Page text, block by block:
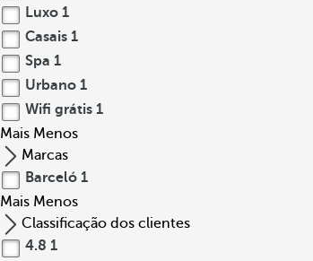
Luxo 1
Casais 1
Spa 1
Urbano 1
Wifi grátis 1
Mais Menos
Marcas
Barceló 1
Mais Menos
Classificação dos clientes
4.8 1